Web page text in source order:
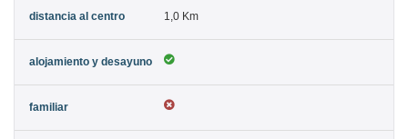
1,0 Km